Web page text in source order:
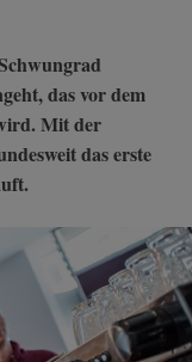
das vor dem
Mit der
das erste